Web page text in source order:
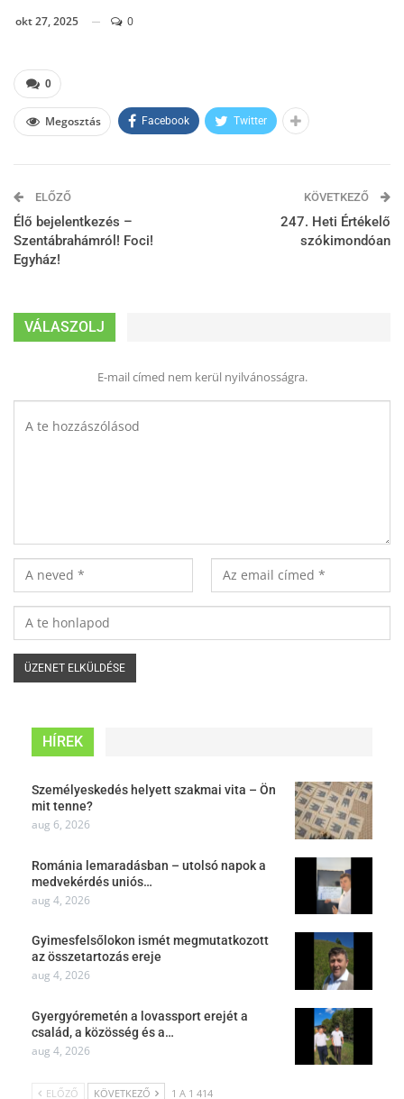
okt 27, 2025 0
0
Megosztás Facebook Twitter
ELŐZŐ
Élő bejelentkezés –
Szentábrahámról! Foci!
Egyház!
KÖVETKEZŐ
247. Heti Értékelő
szókimondóan
VÁLASZOLJ
E-mail címed nem kerül nyilvánosságra.
HÍREK
Személyeskedés helyett szakmai vita – Ön
mit tenne?
aug 6, 2026
Románia lemaradásban – utolsó napok a
medvekérdés uniós…
aug 4, 2026
Gyimesfelsőlokon ismét megmutatkozott
az összetartozás ereje
aug 4, 2026
Gyergyóremetén a lovassport erejét a
család, a közösség és a…
aug 4, 2026
ELŐZŐ KÖVETKEZŐ 1 A 1 414